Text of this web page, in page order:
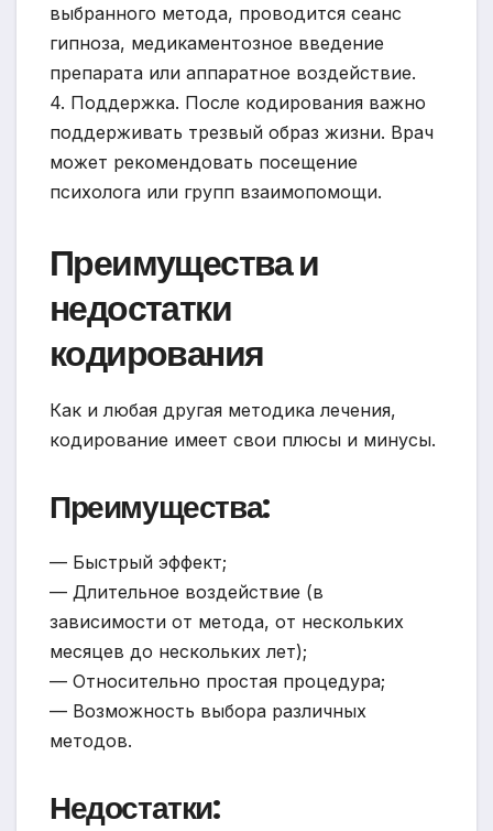
выбранного метода, проводится сеанс
гипноза, медикаментозное введение
препарата или аппаратное воздействие.
4. Поддержка. После кодирования важно
поддерживать трезвый образ жизни. Врач
может рекомендовать посещение
психолога или групп взаимопомощи.
Преимущества и
недостатки
кодирования
Как и любая другая методика лечения,
кодирование имеет свои плюсы и минусы.
Преимущества:
— Быстрый эффект;
— Длительное воздействие (в
зависимости от метода, от нескольких
месяцев до нескольких лет);
— Относительно простая процедура;
— Возможность выбора различных
методов.
Недостатки: